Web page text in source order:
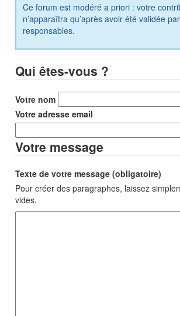
Ce forum est modéré a priori : votre
n’apparaîtra qu’après avoir été validée
responsables.
Qui êtes-vous ?
Votre nom
Votre adresse email
Votre message
Texte de votre message (obligatoire)
Pour créer des paragraphes, laissez
vides.